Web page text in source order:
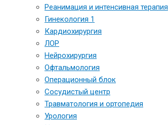
Реанимация и интенсивная терапия
Гинекология 1
Кардиохирургия
ЛОР
Нейрохирургия
Офтальмология
Операционный блок
Сосудистый центр
Травматология и ортопедия
Урология